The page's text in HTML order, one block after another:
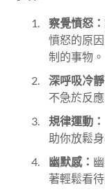
察覺憤怒：
憤怒的原
制的事物。
深呼吸冷靜
不急於反
規律運動：
助你放鬆
幽默感：
著輕鬆看